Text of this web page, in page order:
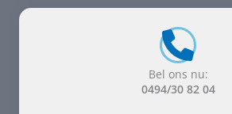
Bel ons nu:
0494/30 82 04